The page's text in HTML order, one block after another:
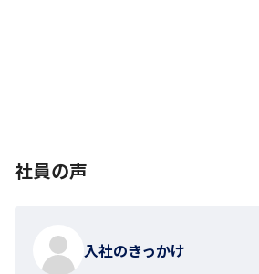
社員の声
入社のきっかけ